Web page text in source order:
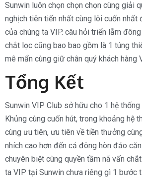
Sunwin luôn chọn chọn chọn cùng giải
nghịch tiên tiến nhất cùng lôi cuốn nhất
của chúng ta VIP. câu hỏi triển lẵm
chắt lọc cũng bao bao gồm là 1 túng
mê mẩn cùng giữ chân quý khách hàng
Tổng Kết
Sunwin VIP Club sở hữu cho 1 hệ
Khủng cùng cuốn hút, trong khoảng hệ
cùng ưu tiên, ưu tiên về tiền thưởng
nhích cao hơn đến cả đông hòn đảo
chuyên biệt cùng quyền tầm nã vấn
ta VIP tại Sunwin chưa riêng gì 1 bước